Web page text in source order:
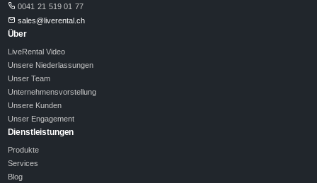
0041 21 519 01 77
sales@liverental.ch
Über
LiveRental Video
Unsere Niederlassungen
Unser Team
Unternehmensvorstellung
Unsere Kunden
Unser Engagement
Dienstleistungen
Produkte
Services
Blog